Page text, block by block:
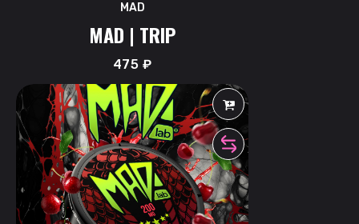
MAD
MAD | TRIP
475 ₽